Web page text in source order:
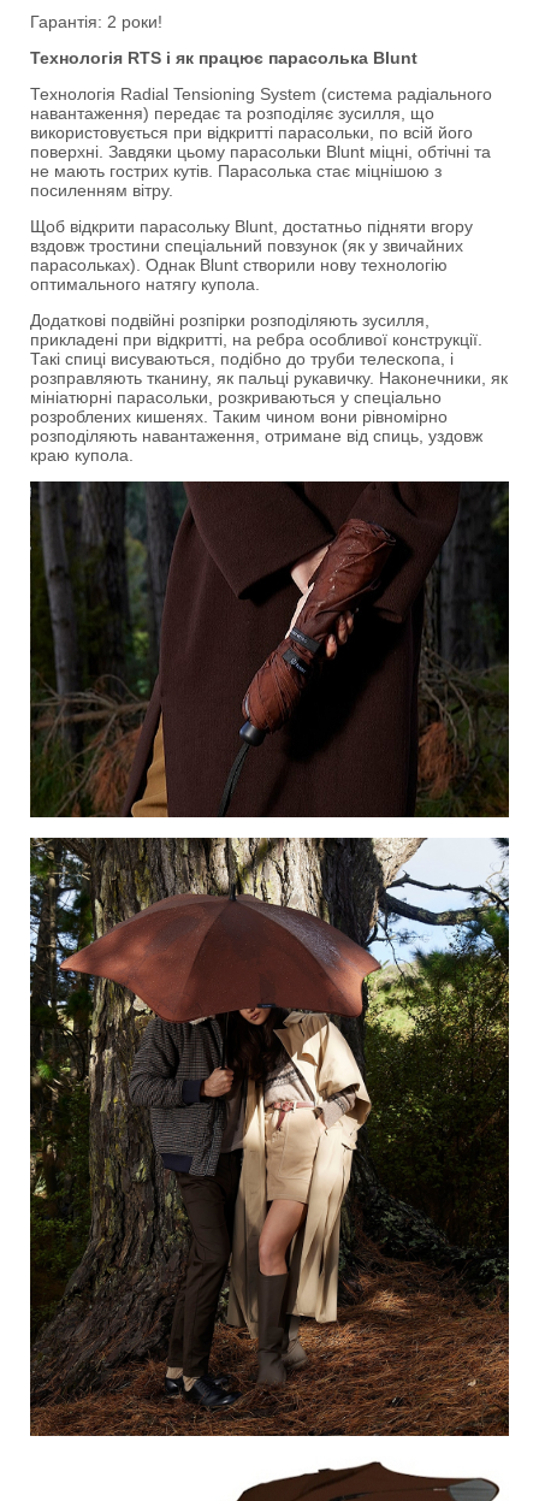
Гарантія: 2 роки!
Технологія RTS і як працює парасолька Blunt
Технологія Radial Tensioning System (система радіального
навантаження) передає та розподіляє зусилля, що
використовується при відкритті парасольки, по всій його
поверхні. Завдяки цьому парасольки Blunt міцні, обтічні та
не мають гострих кутів. Парасолька стає міцнішою з
посиленням вітру.
Щоб відкрити парасольку Blunt, достатньо підняти вгору
вздовж тростини спеціальний повзунок (як у звичайних
парасольках). Однак Blunt створили нову технологію
оптимального натягу купола.
Додаткові подвійні розпірки розподіляють зусилля,
прикладені при відкритті, на ребра особливої конструкції.
Такі спиці висуваються, подібно до труби телескопа, і
розправляють тканину, як пальці рукавичку. Наконечники, як
мініатюрні парасольки, розкриваються у спеціально
розроблених кишенях. Таким чином вони рівномірно
розподіляють навантаження, отримане від спиць, уздовж
краю купола.